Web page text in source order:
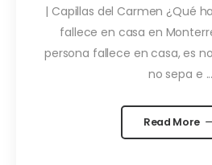
| Capillas del Carmen ¿Qué
fallece en casa en
persona fallece en casa, es
no sepa e ...
Read More